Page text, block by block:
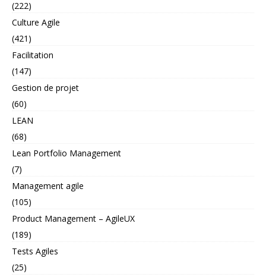
(222)
Culture Agile
(421)
Facilitation
(147)
Gestion de projet
(60)
LEAN
(68)
Lean Portfolio Management
(7)
Management agile
(105)
Product Management – AgileUX
(189)
Tests Agiles
(25)